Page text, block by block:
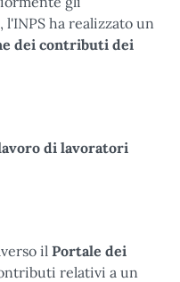
ha realizzato un
dei contributi dei
di lavoratori
il Portale dei
relativi a un